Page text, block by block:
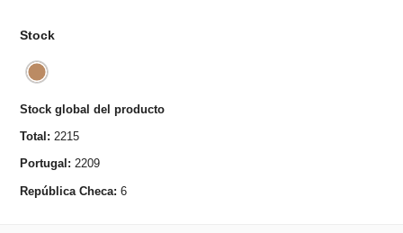
Stock
Stock global del producto
Total: 2215
Portugal: 2209
República Checa: 6